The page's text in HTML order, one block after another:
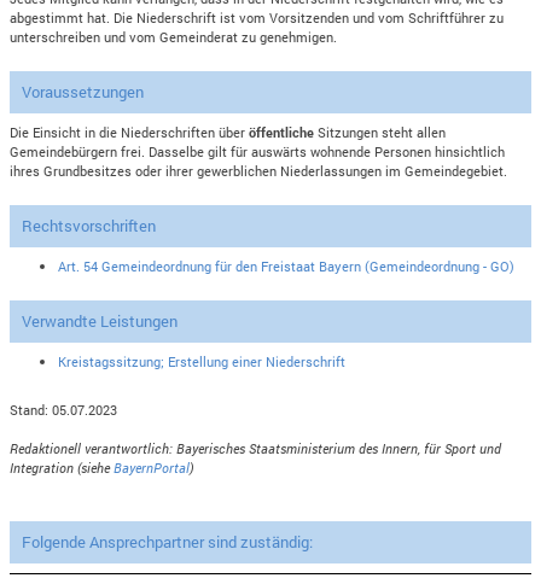
abgestimmt hat. Die Niederschrift ist vom Vorsitzenden und vom Schriftführer zu
unterschreiben und vom Gemeinderat zu genehmigen.
Voraussetzungen
Die Einsicht in die Niederschriften überöffentliche Sitzungen steht allen
Gemeindebürgern frei. Dasselbe gilt für auswärts wohnende Personen hinsichtlich
ihres Grundbesitzes oder ihrer gewerblichen Niederlassungen im Gemeindegebiet.
Rechtsvorschriften
Art. 54 Gemeindeordnung für den Freistaat Bayern (Gemeindeordnung - GO)
Verwandte Leistungen
Kreistagssitzung; Erstellung einer Niederschrift
Stand: 05.07.2023
Redaktionell verantwortlich: Bayerisches Staatsministerium des Innern, für Sport und
Integration (sieheBayernPortal)
Folgende Ansprechpartner sind zuständig: